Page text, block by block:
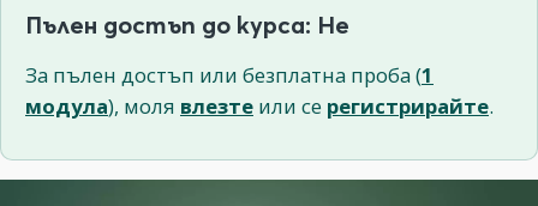
Пълен достъп до курса: Не
За пълен достъп или безплатна проба (1
модула), моля влезте или се регистрирайте.